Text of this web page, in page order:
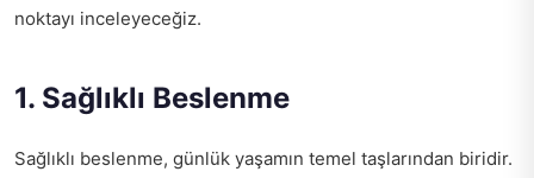
noktayı inceleyeceğiz.
1. Sağlıklı Beslenme
Sağlıklı beslenme, günlük yaşamın temel taşlarından biridir.